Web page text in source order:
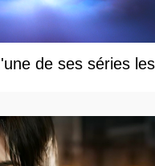
de ses séries les